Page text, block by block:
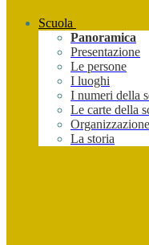
Scuola
Panoramica
Presentazione
Le persone
I luoghi
I numeri della
Le carte della
Organizzazione
La storia